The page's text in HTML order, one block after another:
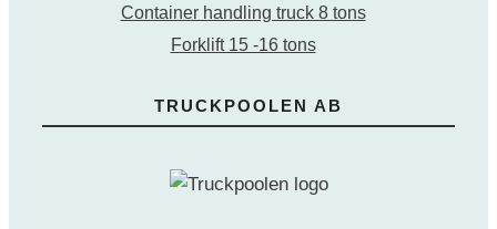
Container handling truck 8 tons
Forklift 15 -16 tons
TRUCKPOOLEN AB